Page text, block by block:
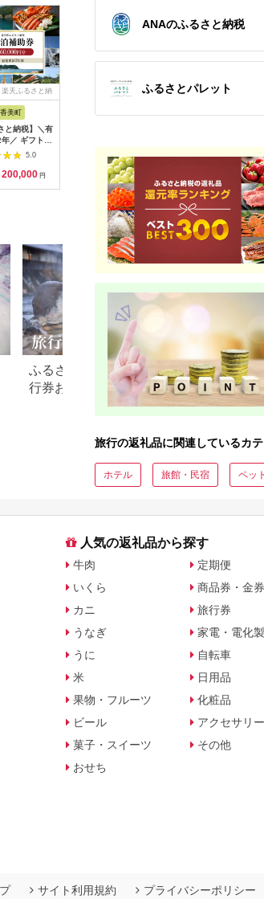
楽天ふるさと納
税
美町
と納税】＼有
／ ギフトに
宿泊補助券
分 宿泊助成
旅 トラベル
ト 贈答 母の
5.0
200,000 円
出典：楽天ふるさと納
券 クーポン券 お食事
券 旅行 観光 温泉 旅
館 ホテル カフェ レジ
ャー施設 地域商品券
チケット 日光市
50,000
出典：ふるラボ
HACIENDA VISON
シェンダ ヴィソン マ
ナーホテル ホテルチ
ケット ホテル宿泊券
宿泊チケット 宿泊券
旅行宿泊券 観光宿泊
券 高級 高級宿 三重
300,000円
ふるさと納税でもらえる旅
行券おすすめランキング
【2026年最新版】還元率・
【2026
税 金券
｜旅行
ANAのふるさと納税
ふるさとパレット
旅行の返礼品に関連しているカテ
ホテル 旅館・民宿 ペッ
人気の返礼品から探す
牛肉
いくら
カニ
うなぎ
うに
米
果物・フルーツ
ビール
菓子・スイーツ
おせち
定期便
商品券・金券
旅行券
家電・電化
自転車
日用品
化粧品
アクセサリー
その他
サイト利用規約 プライバシーポリシー